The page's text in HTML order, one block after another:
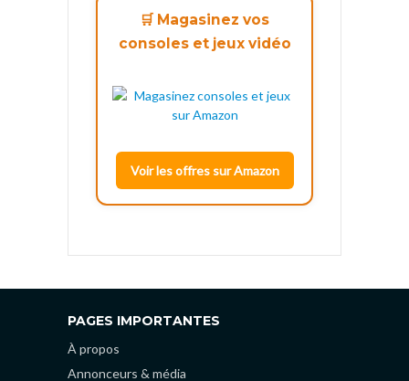
🛒 Magasinez vos
consoles et jeux vidéo
Voir les offres sur Amazon
PAGES IMPORTANTES
À propos
Annonceurs & média